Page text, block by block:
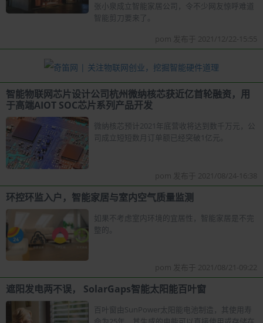
张小泉成立智能家居公司，令不少网友惊呼难道
智能剪刀要来了。
pom 发布于 2021/12/22-15:55
智能物联网芯片设计公司杭州微纳核芯获近亿首轮融资，用
于高端AIOT SOC芯片系列产品开发
微纳核芯预计2021年底营收将达到数千万元，公
司成立短短数月订单额已经突破1亿元。
pom 发布于 2021/08/24-16:38
环控环监入户，智能家居与室内空气质量监测
如果不考虑室内环境的宜居性，智能家居是不完
整的。
pom 发布于 2021/08/21-09:22
遮阳发电两不误， SolarGaps智能太阳能百叶窗
百叶窗由SunPower太阳能电池制造，其使用寿